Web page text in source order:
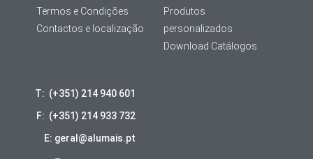
Termos e Condições
Contactos e localização
Produtos
personalizados
Download Catálogos
T: (+351) 214 940 601
F: (+351) 214 933 732
E: geral@alumais.pt